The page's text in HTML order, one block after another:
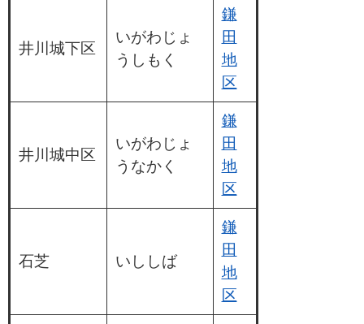
井川城下区
いがわじょ
うしもく
鎌
田
地
区
井川城中区
いがわじょ
うなかく
鎌
田
地
区
石芝 いししば
鎌
田
地
区